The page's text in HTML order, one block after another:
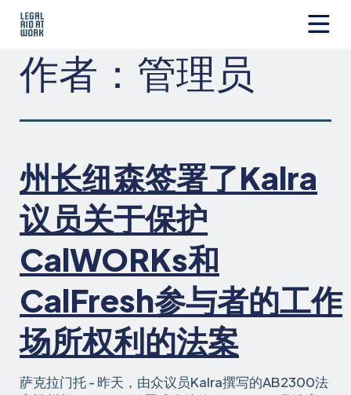
Aid
at
Work
作者： 管理员
州长纽森签署了Kalra
议员关于保护
CalWORKs和
CalFresh参与者的工作
场所权利的法案
萨克拉门托 - 昨天，由众议员Kalra撰写的AB2300法